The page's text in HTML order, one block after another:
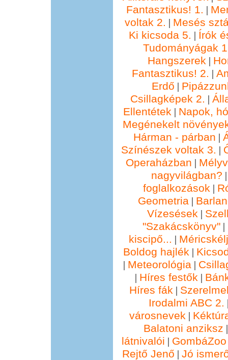
Fantasztikus! 1. |
voltak 2. | Mesés
Ki kicsoda 5. | Írók
Tudományágak
Hangszerek |
Fantasztikus! 2. |
Erdő |
Csillagképek 2. |
Ellentétek | Napok,
Megénekelt
Hárman - párban |
Színészek voltak 3. |
Operaházban |
nagyvilágban?
foglalkozások |
Geometria|
Vízesések |
"Szakácskönyv" |
kiscipő... |
Boldog hajlék |
| Meteorológia|
| Híres festők |
Híres fák |
Irodalmi ABC 2.
városnevek |
Balatoni anziksz
látnivalói |
Rejtő Jenő | Jó